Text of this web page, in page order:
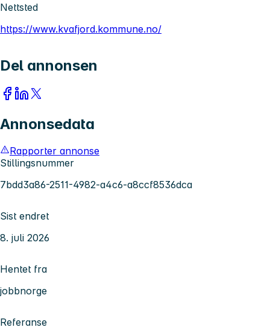
Nettsted
https://www.kvafjord.kommune.no/
Del annonsen
Annonsedata
Rapporter annonse
Stillingsnummer
7bdd3a86-2511-4982-a4c6-a8ccf8536dca
Sist endret
8. juli 2026
Hentet fra
jobbnorge
Referanse